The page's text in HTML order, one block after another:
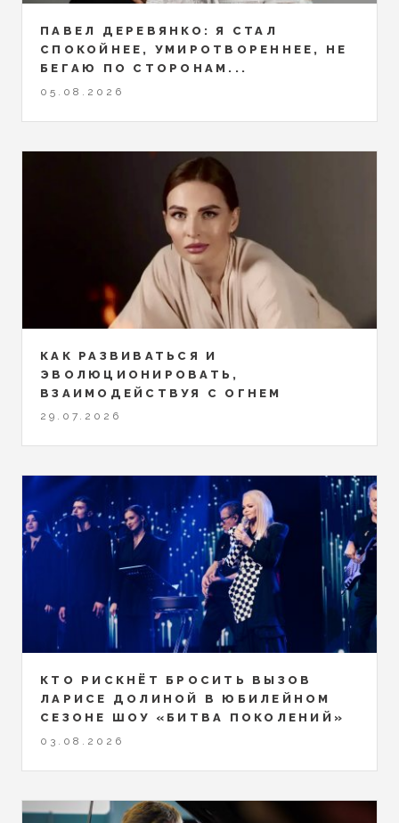
ПАВЕЛ ДЕРЕВЯНКО: Я СТАЛ
СПОКОЙНЕЕ, УМИРОТВОРЕННЕЕ, НЕ
БЕГАЮ ПО СТОРОНАМ...
05.08.2026
КАК РАЗВИВАТЬСЯ И
ЭВОЛЮЦИОНИРОВАТЬ,
ВЗАИМОДЕЙСТВУЯ С ОГНЕМ
29.07.2026
КТО РИСКНЁТ БРОСИТЬ ВЫЗОВ
ЛАРИСЕ ДОЛИНОЙ В ЮБИЛЕЙНОМ
СЕЗОНЕ ШОУ «БИТВА ПОКОЛЕНИЙ»
03.08.2026